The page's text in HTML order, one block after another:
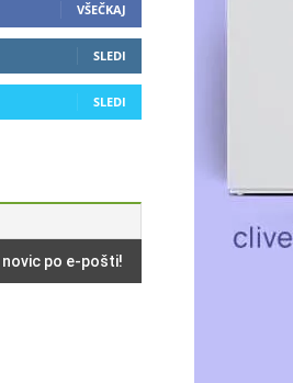
VŠEČKAJ
SLEDI
SLEDI